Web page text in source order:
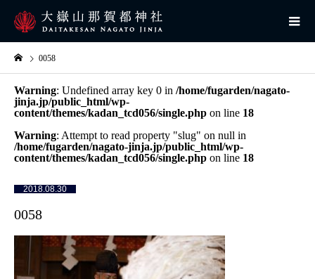
0058
Warning: Undefined array key 0 in /home/fugarden/nagato-
jinja.jp/public_html/wp-
content/themes/kadan_tcd056/single.php on line 18
Warning: Attempt to read property "slug" on null in
/home/fugarden/nagato-jinja.jp/public_html/wp-
content/themes/kadan_tcd056/single.php on line 18
2018.08.30
0058